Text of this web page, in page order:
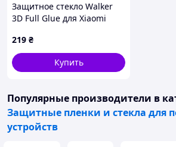
Защитное стекло Walker
3D Full Glue для Xiaomi
219 ₴
Купить
Популярные производители в
Защитные пленки и стекла для
устройств